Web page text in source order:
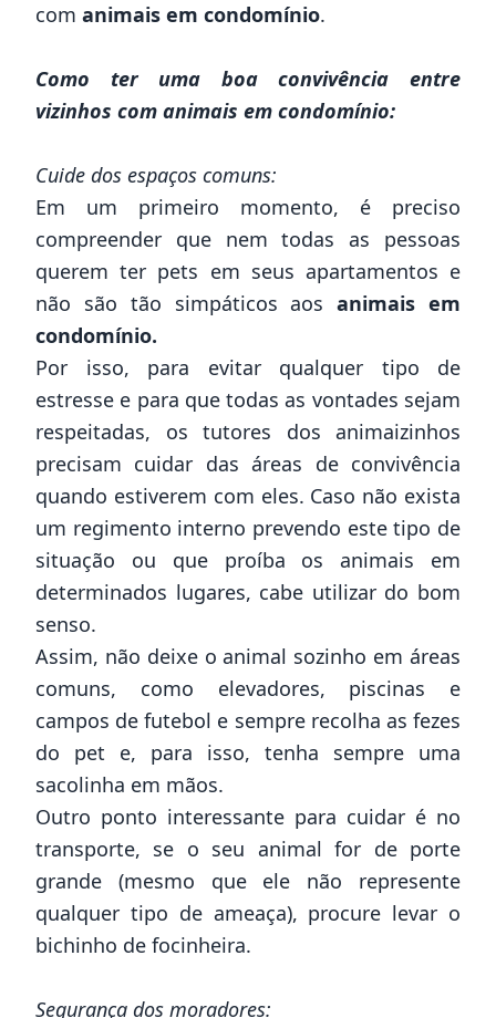
com animais em condomínio.
Como ter uma boa convivência entre
vizinhos com animais em condomínio:
Cuide dos espaços comuns:
Em um primeiro momento, é preciso
compreender que nem todas as pessoas
querem ter pets em seus apartamentos e
não são tão simpáticos aosanimais em
condomínio.
Por isso, para evitar qualquer tipo de
estresse e para que todas as vontades sejam
respeitadas, os tutores dos animaizinhos
precisam cuidar das áreas de convivência
quando estiverem com eles. Caso não exista
um regimento interno prevendo este tipo de
situação ou que proíba os animais em
determinados lugares, cabe utilizar do bom
senso.
Assim, não deixe o animal sozinho em áreas
comuns, como elevadores, piscinas e
campos de futebol e sempre recolha as fezes
do pet e, para isso, tenha sempre uma
sacolinha em mãos.
Outro ponto interessante para cuidar é no
transporte, se o seu animal for de porte
grande (mesmo que ele não represente
qualquer tipo de ameaça), procure levar o
bichinho de focinheira.
Segurança dos moradores: